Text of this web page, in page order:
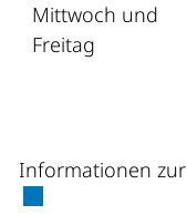
Mittwoch und
Freitag
Informationen zur